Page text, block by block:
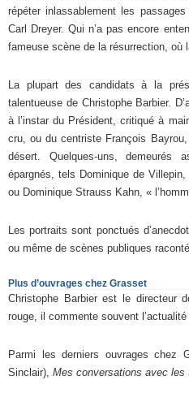
répéter inlassablement les
Carl Dreyer. Qui n’a pas encore
fameuse scène de la résurrection, où
La plupart des candidats à la
talentueuse de Christophe Barbier.
à l’instar du Président, critiqué à
cru, ou du centriste François
désert. Quelques-uns,
épargnés, tels Dominique de
ou Dominique Strauss Kahn, «
Les portraits sont ponctués
ou même de scènes publiques
Plus d’ouvrages chez Grasset
Christophe Barbier est le directeur
rouge, il commente souvent
Parmi les derniers ouvrages chez
Sinclair), Mes conversations avec les